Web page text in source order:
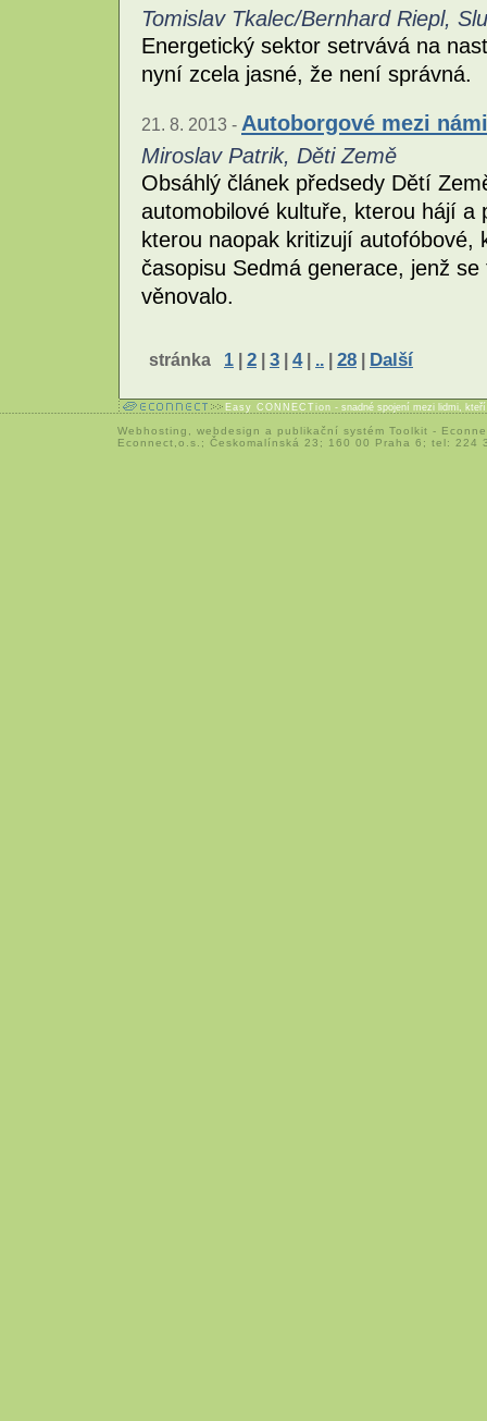
Tomislav Tkalec/Bernhard Riepl,
Energetický sektor setrvává na
nyní zcela jasné, že není správná.
21. 8. 2013 - Autoborgové mezi námi
Miroslav Patrik, Děti Země
Obsáhlý článek předsedy Dětí
automobilové kultuře, kterou hájí
kterou naopak kritizují
časopisu Sedmá generace, jenž
věnovalo.
stránka 1 | 2 | 3 | 4| .. | 28 | Další
Easy CONNECTion - snadné spojení mezi lidmi,
Webhosting webdesign a publikační systém Toolkit -
Econnect,o.s.; Českomalínská 23; 160 00 Praha 6; tel: 224